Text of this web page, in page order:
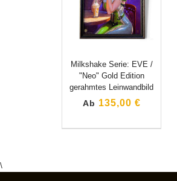
Milkshake Serie: EVE /
"Neo" Gold Edition
gerahmtes Leinwandbild
Ab 135,00 €
\